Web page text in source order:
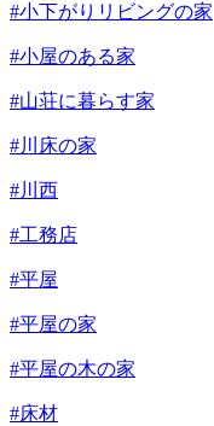
#小下がりリビングの家
#小屋のある家
#山荘に暮らす家
#川床の家
#川西
#工務店
#平屋
#平屋の家
#平屋の木の家
#床材